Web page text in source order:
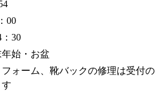
00
：30
始・お盆
ォーム、靴バックの修理は受付の